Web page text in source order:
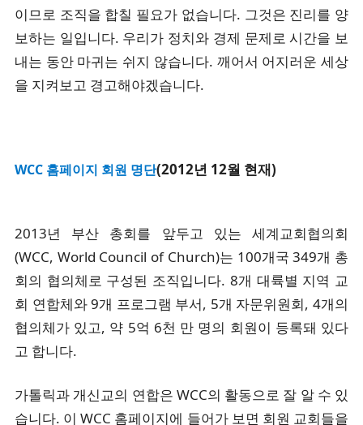
이므로 조직을 합칠 필요가 없습니다. 그것은 진리를 양
보하는 일입니다. 우리가 정치와 경제 문제로 시간을 보
내는 동안 마귀는 쉬지 않습니다. 깨어서 어지러운 세상
을 지켜보고 경고해야겠습니다.
WCC 홈페이지 회원 명단(2012년 12월 현재)
2013년 부산 총회를 앞두고 있는 세계교회협의회
(WCC, World Council of Church)는 100개국 349개 총
회의 협의체로 구성된 조직입니다. 8개 대륙별 지역 교
회 연합체와 9개 프로그램 부서, 5개 자문위원회, 4개의
협의체가 있고, 약 5억 6천 만 명의 회원이 등록돼 있다
고 합니다.
가톨릭과 개신교의 연합은 WCC의 활동으로 잘 알 수 있
습니다. 이 WCC 홈페이지에 들어가 보면 회원 교회들을